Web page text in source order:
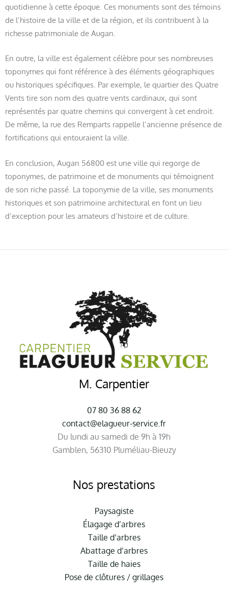
quotidienne à cette époque. Ces monuments sont des témoins
de l’histoire de la ville et de la région, et ils contribuent à la
richesse patrimoniale de Augan.
En outre, la ville est également célèbre pour ses nombreuses
toponymes qui font référence à des éléments géographiques
ou historiques spécifiques. Par exemple, le quartier des Quatre
Vents tire son nom des quatre vents cardinaux, qui sont
représentés par quatre chemins qui convergent à cet endroit.
De même, la rue des Remparts rappelle l’ancienne présence de
fortifications qui entouraient la ville.
En conclusion, Augan 56800 est une ville qui regorge de
toponymes, de patrimoine et de monuments qui témoignent
de son riche passé. La toponymie de la ville, ses monuments
historiques et son patrimoine architectural en font un lieu
d’exception pour les amateurs d’histoire et de culture.
M. Carpentier
07 80 36 88 62
contact@elagueur-service.fr
Du lundi au samedi de 9h à 19h
Gamblen, 56310 Pluméliau-Bieuzy
Nos prestations
Paysagiste
Élagage d’arbres
Taille d’arbres
Abattage d’arbres
Taille de haies
Pose de clôtures / grillages